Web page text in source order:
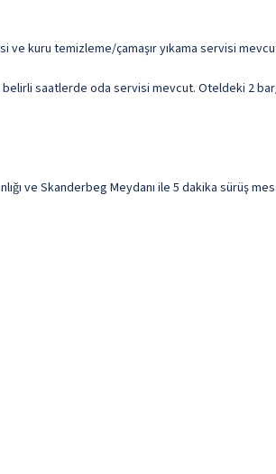
kuru temizleme/çamaşır yıkama servisi
saatlerde oda servisi mevcut. Oteldeki 2
ve Skanderbeg Meydanı ile 5 dakika sürüş